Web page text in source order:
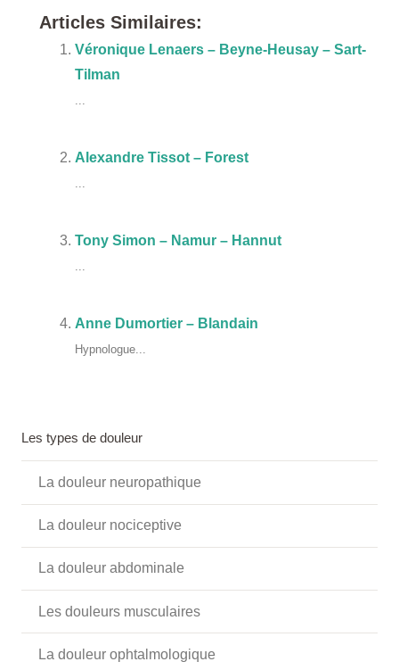
Articles Similaires:
Véronique Lenaers – Beyne-Heusay – Sart-
Tilman
...
Alexandre Tissot – Forest
...
Tony Simon – Namur – Hannut
...
Anne Dumortier – Blandain
Hypnologue...
Les types de douleur
La douleur neuropathique
La douleur nociceptive
La douleur abdominale
Les douleurs musculaires
La douleur ophtalmologique